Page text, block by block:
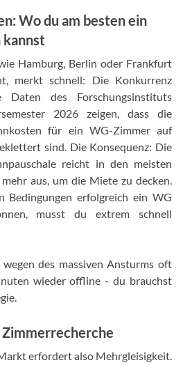
Wo du am besten ein
Hamburg, Berlin oder Frankfurt
merkt schnell: Die Konkurrenz
des Forschungsinstituts
2026 zeigen, dass die
für ein WG-Zimmer auf
sind. Die Konsequenz: Die
reicht in den meisten
aus, um die Miete zu decken.
Bedingungen erfolgreich ein WG
musst du extrem schnell
des massiven Ansturms oft
wieder offline - du brauchst
Zimmerrecherche
erfordert also Mehrgleisigkeit.